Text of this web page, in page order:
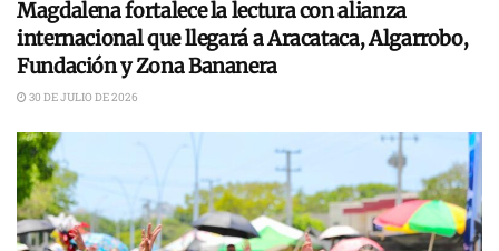
Magdalena fortalece la lectura con alianza
internacional que llegará a Aracataca, Algarrobo,
Fundación y Zona Bananera
30 DE JULIO DE 2026